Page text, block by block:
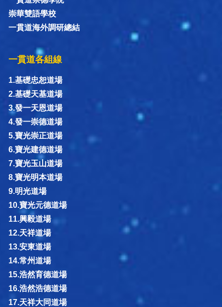
崇華雙語學校
一貫道海外調研總結
一貫道各組線
1.基礎忠恕道場
2.基礎天基道場
3.發一天恩道場
4.發一崇德道場
5.寶光崇正道場
6.寶光建德道場
7.寶光玉山道場
8.寶光明本道場
9.明光道場
10.寶光元德道場
11.興毅道場
12.天祥道場
13.安東道場
14.常州道場
15.浩然育德道場
16.浩然浩德道場
17.天祥大同道場